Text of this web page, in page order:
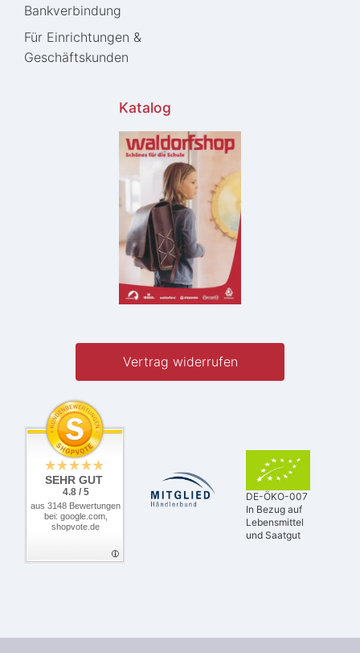
Bankverbindung
Für Einrichtungen &
Geschäftskunden
Katalog
Vertrag widerrufen
SEHR GUT
4.8 / 5
aus 3148 Bewertungen
bei: google.com,
shopvote.de
DE-ÖKO-007
In Bezug auf
Lebensmittel
und Saatgut